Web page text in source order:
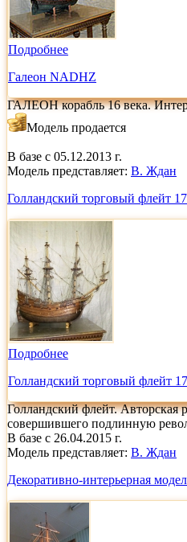
Подробнее
Галеон NADHZ
ГАЛЕОН корабль 16 века.
Модель продается
В базе с 05.12.2013 г.
Модель представляет: В. Ждан
Голландский торговый флейт
Подробнее
Голландский торговый флейт
Голландский флейт. Авторская
совершившего подлинную
В базе с 26.04.2015 г.
Модель представляет: В. Ждан
Декоративно-интерьерная